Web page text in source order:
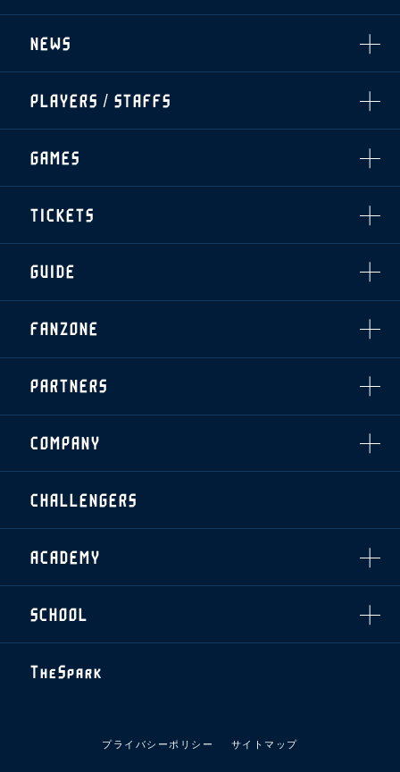
NEWS
TOPICS
CLUB
TOP TEAM
THESPARK
PLAYERS / STAFFS
トレーニング見学について
・注意事項
・練習場ごとの注意事項
GAMES
順位表
ホームイベント情報
TICKETS
・前売・当日チケット
・発売日
・優待チケット
シーズンシート
・シーズンシート
・法人シーズンシート
GUIDE
スタジアムアクセス
スタジアムルール
クラブプロパティ
ホームイベント情報
運営サポートスタッフ募集
FANZONE
ファンクラブ
グッズ
ザスパタイムズ
クラブアンバサダー
PARTNERS
アシストパートナー
ザスパ応援店紹介
ホームタウン活動
ふるさと納税
COMPANY
拠点一覧
フィロソフィー
クラブについて（エンブレム・ロゴ等）
CHALLENGERS
ACADEMY
U-18
U-15
U-12
スタッフ
SCHOOL
スタッフ
TheSpark
プライバシーポリシー サイトマップ